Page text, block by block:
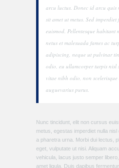
arcu luctus. Donec id arcu quis
sit amet ut metus. Sed
euismod. Pellentesque habitant
netus et malesuada fames ac
adipiscing, neque ut pulvinar
odio, eu ullamcorper turpis nisl
vitae nibh odio, non
auguevarius purus.
Nunc tincidunt, elit non cursus
metus, egestas imperdiet nulla
a pharetra urna. Morbi dui lectus,
eget, vulputate ut nisi. Aliquam
vehicula, lacus justo semper
amet ligula. Duis dapibus